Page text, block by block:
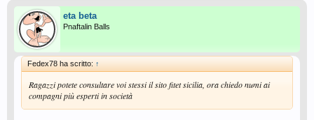
eta beta
Pnaftalin Balls
Fedex78 ha scritto: ↑
Ragazzi potete consultare voi stessi il sito fitet sicilia, ora chiedo numi ai
compagni più esperti in società